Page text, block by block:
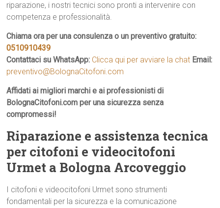
riparazione, i nostri tecnici sono pronti a intervenire con
competenza e professionalità.
Chiama ora per una consulenza o un preventivo gratuito:
0510910439
Contattaci su WhatsApp: Clicca qui per avviare la chat Email:
preventivo@BolognaCitofoni.com
Affidati ai migliori marchi e ai professionisti di
BolognaCitofoni.com per una sicurezza senza
compromessi!
Riparazione e assistenza tecnica
per citofoni e videocitofoni
Urmet a Bologna Arcoveggio
I citofoni e videocitofoni Urmet sono strumenti
fondamentali per la sicurezza e la comunicazione